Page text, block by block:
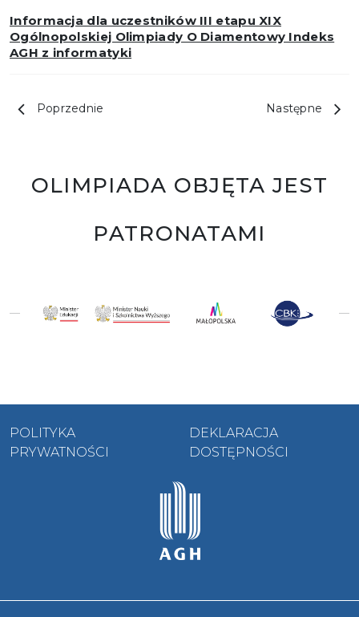
Informacja dla uczestników III etapu XIX
Ogólnopolskiej Olimpiady O Diamentowy Indeks
AGH z informatyki
Poprzednie Następne
OLIMPIADA OBJĘTA JEST
PATRONATAMI
POLITYKA
PRYWATNOŚCI
DEKLARACJA
DOSTĘPNOŚCI